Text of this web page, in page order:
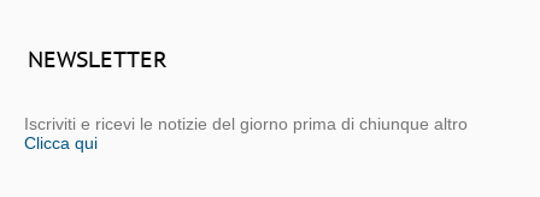
NEWSLETTER
Iscriviti e ricevi le notizie del giorno prima di chiunque altro
Clicca qui